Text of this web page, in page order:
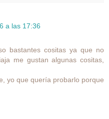
a las 17:36
bastantes cositas ya que no
me gustan algunas cositas,
yo que quería probarlo porque